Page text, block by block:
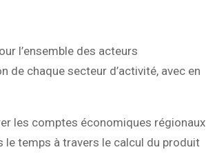
l’ensemble des acteurs
de chaque secteur d’activité, avec en
les comptes économiques régionaux
le temps à travers le calcul du produit